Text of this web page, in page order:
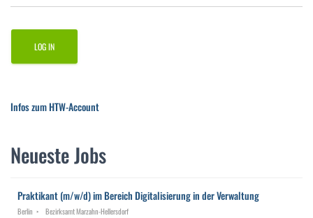
Infos zum HTW-Account
Neueste Jobs
Praktikant (m/w/d) im Bereich Digitalisierung in der Verwaltung
Berlin Bezirksamt Marzahn-Hellersdorf